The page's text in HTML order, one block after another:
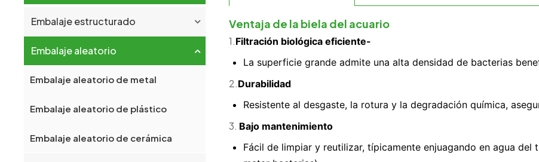
Embalaje estructurado
Embalaje aleatorio
Embalaje aleatorio de metal
Embalaje aleatorio de plástico
Embalaje aleatorio de cerámica
Ventaja de la biela del acuario
1.Filtración biológica eficiente-
La superficie grande admite una alta densidad de bacterias
2.Durabilidad
Resistente al desgaste, la rotura y la degradación química,
3. Bajo mantenimiento
Fácil de limpiar y reutilizar, típicamente enjuagando en agua